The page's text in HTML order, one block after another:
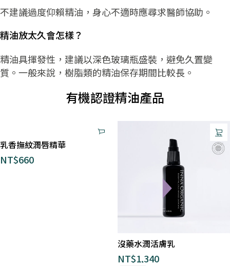
不建議過度仰賴精油，身心不適時應尋求醫師協助。
精油放太久會怎樣？
精油具揮發性，建議以深色玻璃瓶盛裝，避免久置變
質。一般來說，樹脂類的精油保存期間比較長。
有機認證精油產品
乳香撫紋潤唇精華
NT$660
沒藥水潤活膚乳
NT$1,340